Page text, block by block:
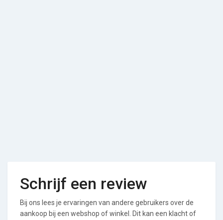
Schrijf een review
Bij ons lees je ervaringen van andere gebruikers over de
aankoop bij een webshop of winkel. Dit kan een klacht of